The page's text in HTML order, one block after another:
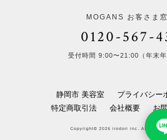
MOGANS お客さま
0120-567-
受付時間 9:00〜21:00（年末年
静岡市 美容室
プライバシー
特定商取引法
会社概要 お
Copyright© 2026 irodori inc. All Rights